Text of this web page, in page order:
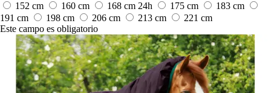
152 cm
160 cm 168 cm 24h 175 cm
183 cm
191 cm
198 cm 206 cm 213 cm
221 cm
Este campo es obligatorio